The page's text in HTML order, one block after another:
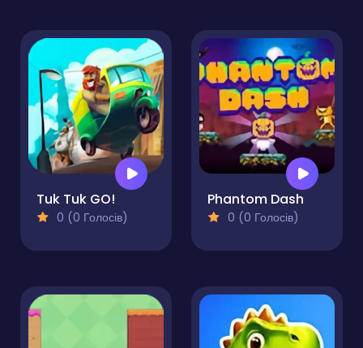
Tuk Tuk GO!
0 (0 Голосів)
Phantom Dash
0 (0 Голосів)